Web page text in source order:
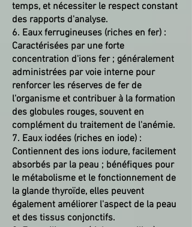
temps, et nécessiter le respect constant
des rapports d'analyse.
6. Eaux ferrugineuses (riches en fer) :
Caractérisées par une forte
concentration d'ions fer ; généralement
administrées par voie interne pour
renforcer les réserves de fer de
l'organisme et contribuer à la formation
des globules rouges, souvent en
complément du traitement de l'anémie.
7. Eaux iodées (riches en iode) :
Contiennent des ions iodure, facilement
absorbés par la peau ; bénéfiques pour
le métabolisme et le fonctionnement de
la glande thyroïde, elles peuvent
également améliorer l'aspect de la peau
et des tissus conjonctifs.